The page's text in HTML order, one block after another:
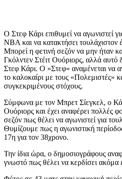
Ο Στεφ Κάρι επιθυμεί να αγωνιστεί
ΝΒΑ και να κατακτήσει
Μπορεί η φετινή σεζόν να μην ήταν
Γκόλντεν Στέιτ Ουόριορς, αλλά αυτό
Στεφ Κάρι. Ο «Στεφ» αναμένεται να
το καλοκαίρι με τους «Πολεμιστές»
συγκεκριμένους στόχους.
Σύμφωνα με τον Μπρετ Σίεγκελ, ο
Ουόριορς και έχει αναφέρει πολλές
σεζόν πως θέλει να αγωνιστεί για
Θυμίζουμε πως η αγωνιστική
17η για τον 38χρονο.
Την ίδια ώρα, ο δημοσιογράφους
γνωστό πως θέλει να κερδίσει